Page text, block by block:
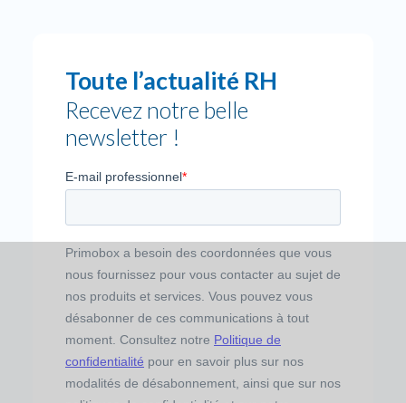
Toute l’actualité RH
Recevez notre belle
newsletter !